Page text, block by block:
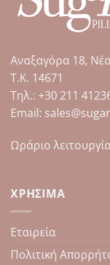
Οι
να
στη
του
Αναξαγόρα 18,
Τ.Κ. 14671
Tηλ.: +30 211
Email:
Ωράριο
ΧΡΉΣΙΜΑ
Εταιρεία
Πολιτική